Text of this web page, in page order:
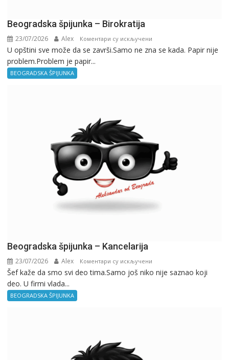
Beogradska špijunka – Birokratija
23/07/2026 Alex Коментари су искључени
Beogradska
U opštini sve može da se završi.Samo ne zna se kada. Papir nije
problem.Problem je papir...
BEOGRADSKA ŠPIJUNKA
Beogradska špijunka – Kancelarija
23/07/2026 Alex Коментари су искључени
Beogradska
Šef kaže da smo svi deo tima.Samo još niko nije saznao koji
deo. U firmi vlada...
BEOGRADSKA ŠPIJUNKA